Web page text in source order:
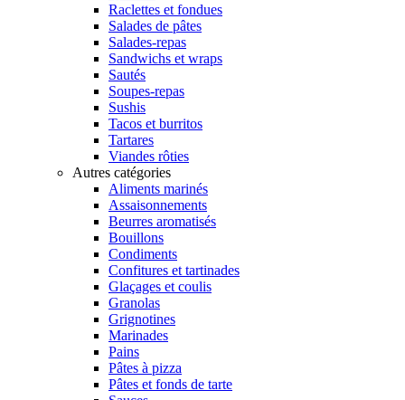
Raclettes et fondues
Salades de pâtes
Salades-repas
Sandwichs et wraps
Sautés
Soupes-repas
Sushis
Tacos et burritos
Tartares
Viandes rôties
Autres catégories
Aliments marinés
Assaisonnements
Beurres aromatisés
Bouillons
Condiments
Confitures et tartinades
Glaçages et coulis
Granolas
Grignotines
Marinades
Pains
Pâtes à pizza
Pâtes et fonds de tarte